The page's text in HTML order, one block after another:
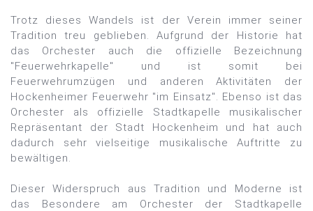
Trotz dieses Wandels ist der Verein immer seiner
Tradition treu geblieben. Aufgrund der Historie hat
das Orchester auch die offizielle Bezeichnung
"Feuerwehrkapelle" und ist somit bei
Feuerwehrumzügen und anderen Aktivitäten der
Hockenheimer Feuerwehr "im Einsatz". Ebenso ist das
Orchester als offizielle Stadtkapelle musikalischer
Repräsentant der Stadt Hockenheim und hat auch
dadurch sehr vielseitige musikalische Auftritte zu
bewältigen.
Dieser Widerspruch aus Tradition und Moderne ist
das Besondere am Orchester der Stadtkapelle